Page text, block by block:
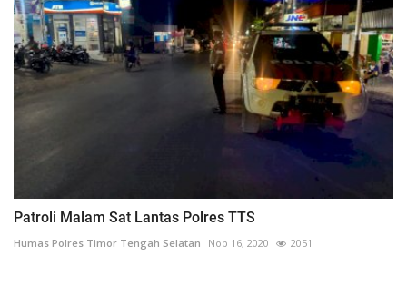
Patroli Malam Sat Lantas Polres TTS
Humas Polres Timor Tengah Selatan Nop 16, 2020 2051